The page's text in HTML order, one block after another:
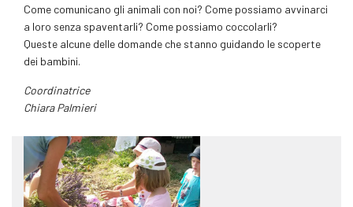
Come comunicano gli animali con noi? Come possiamo avvinarci
a loro senza spaventarli? Come possiamo coccolarli?
Queste alcune delle domande che stanno guidando le scoperte
dei bambini.
Coordinatrice
Chiara Palmieri